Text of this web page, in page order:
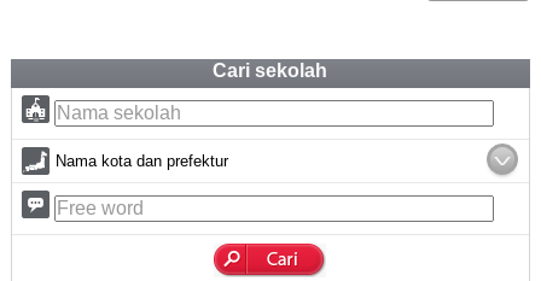
Cari sekolah
Nama kota dan prefektur